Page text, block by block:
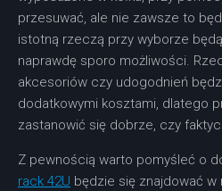
przesuwać, ale nie zawsze to
istotną rzeczą przy wyborze
naprawdę sporo możliwości.
akcesoriów czy udogodnień
dodatkowymi kosztami, dlatego
zastanowić się dobrze, czy
Z pewnością warto pomyśleć o
rack 42U będzie się znajdować